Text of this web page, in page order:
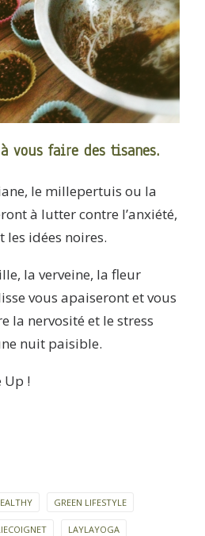
vous faire des tisanes.
le millepertuis ou la
à lutter contre l’anxiété,
les idées noires.
la verveine, la fleur
vous apaiseront et vous
la nervosité et le stress
nuit paisible.
Up !
GREEN LIFESTYLE
LAYLAYOGA